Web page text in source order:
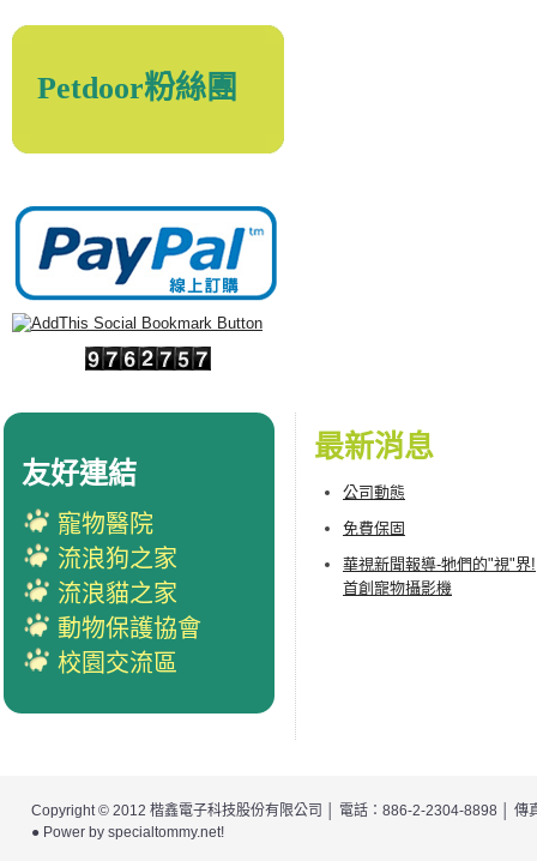
Petdoor粉絲團
最新消息
公司動態
免費保固
華視新聞報導-牠們的"視"界!
首創寵物攝影機
友好連結
寵物醫院
流浪狗之家
流浪貓之家
動物保護協會
校園交流區
Copyright © 2012 楷鑫電子科技股份有限公司
│ 電話：886-2-2304-8898 │
● Power by specialtommy.net!